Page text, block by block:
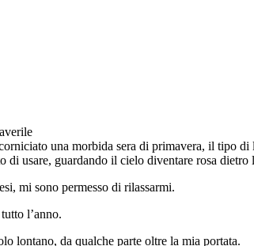
una morbida sera di primavera, il tipo
di usare, guardando il cielo diventare rosa dietro
mi sono permesso di rilassarmi.
l’anno.
lontano, da qualche parte oltre la mia portata.